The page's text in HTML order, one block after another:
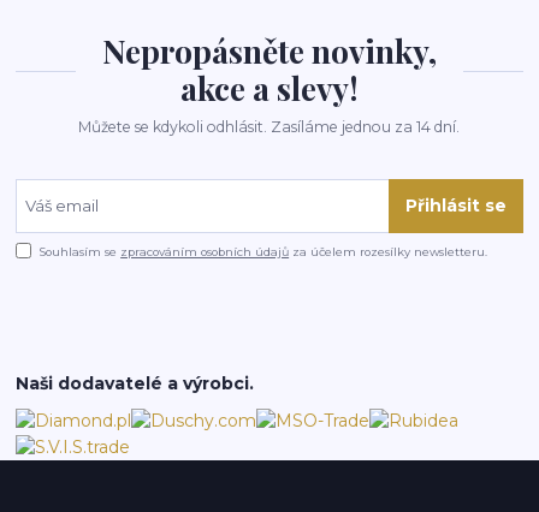
Nepropásněte novinky,
akce a slevy!
Můžete se kdykoli odhlásit. Zasíláme jednou za 14 dní.
Přihlásit se
Souhlasím se zpracováním osobních údajů za účelem rozesílky newsletteru.
Naši dodavatelé a výrobci.